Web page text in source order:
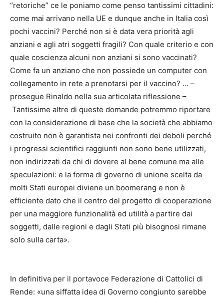
“retoriche” ce le poniamo come penso tantissimi cittadini:
come mai arrivano nella UE e dunque anche in Italia così
pochi vaccini? Perché non si è data vera priorità agli
anziani e agli atri soggetti fragili? Con quale criterio e con
quale coscienza alcuni non anziani si sono vaccinati?
Come fa un anziano che non possiede un computer con
collegamento in rete a prenotarsi per il vaccino? … –
prosegue Rinaldo nella sua articolata riflessione –
Tantissime altre di queste domande potremmo riportare
con la considerazione di base che la società che abbiamo
costruito non è garantista nei confronti dei deboli perché
i progressi scientifici raggiunti non sono bene utilizzati,
non indirizzati da chi di dovere al bene comune ma alle
speculazioni: e la forma di governo di unione scelta da
molti Stati europei diviene un boomerang e non è
efficiente dato che il centro del progetto di cooperazione
per una maggiore funzionalità ed utilità a partire dai
soggetti, dalle regioni e dagli Stati più bisognosi rimane
solo sulla carta».
In definitiva per il portavoce Federazione di Cattolici di
Rende: «una siffatta idea di Governo congiunto sarebbe